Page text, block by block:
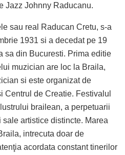
Jazz Johnny Raducanu.
sau real Raducan Cretu, s-a
1931 si a decedat pe 19
sa din Bucuresti. Prima editie
muzician are loc la Braila,
si este organizat de
de Creatie. Festivalul
brailean, a perpetuarii
artistice distincte. Marea
intrecuta doar de
acordata constant tinerilor